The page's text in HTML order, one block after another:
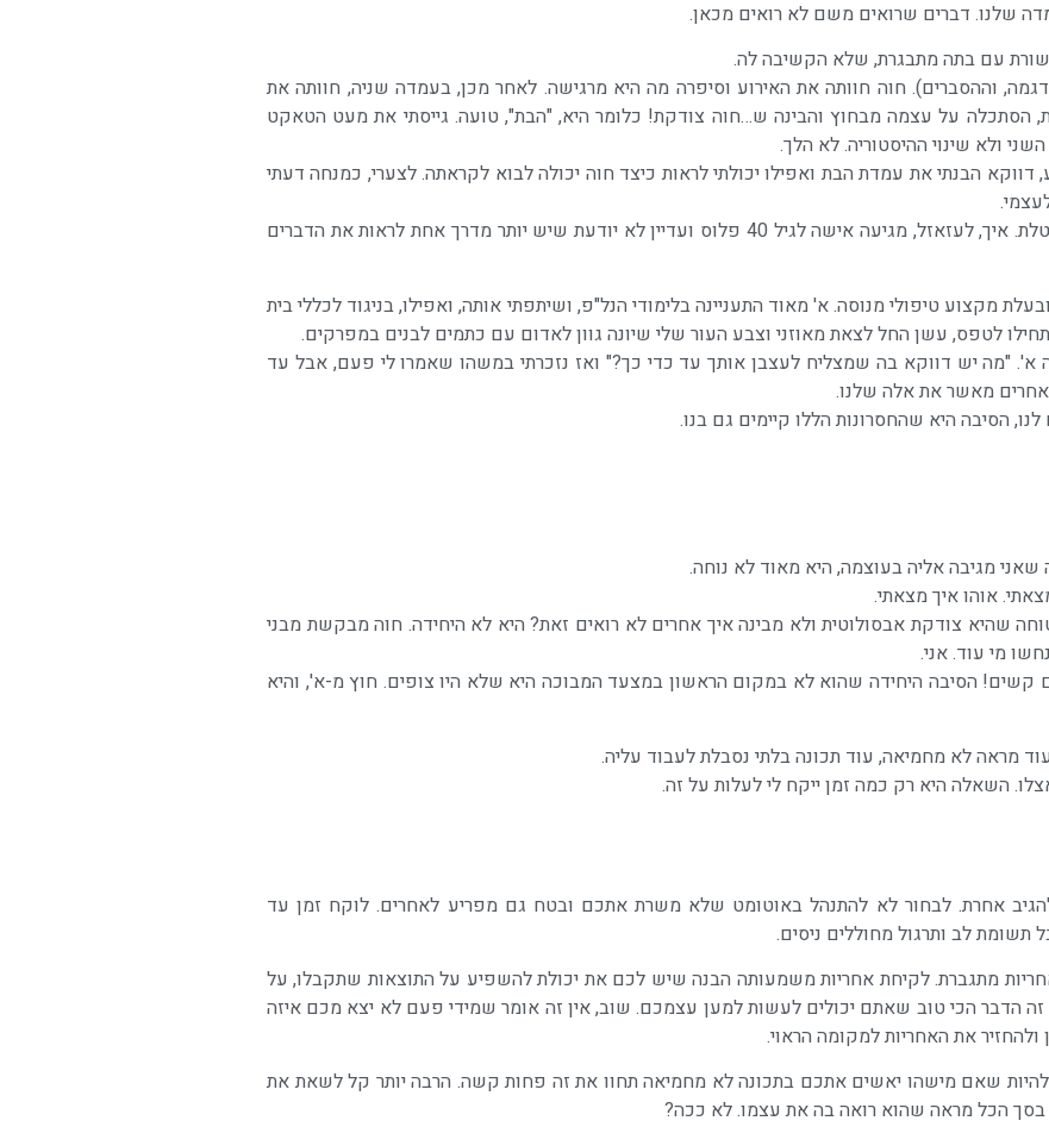
שלנו. דברים שרואים משם לא רואים מכאן.
עם בתה מתבגרת, שלא הקשיבה לה.
וההסברים). חוה חוותה את האירוע וסיפרה מה היא מרגישה. לאחר מכן, בעמדה שניה, חוותה את
הסתכלה על עצמה מבחוץ והבינה ש…חוה צודקת! כלומר היא, "הבת", טועה. גייסתי את מעט הטאקט
ולא שינוי ההיסטוריה. לא הלך.
הבנתי את עמדת הבת ואפילו יכולתי לראות כיצד חוה יכולה לבוא לקראתה. לצערי, כמנחה דעתי
התסכול שלי היה כה גדול שהשב"כ היה יכול לשכור את שירותי כמטלטלת. איך, לעזאזל, מגיעה אישה לגיל 40 פלוס ועדיין לא יודעת שיש יותר מדרך אחת לראות את הדברים
אחר כך נפגשתי עם א', חברתי הקרובה כבר יותר מ 30 שנה ובעלת מקצוע טיפולי מנוסה. א' מאוד התעניינה בלימודי הנל"פ, ושיתפתי אותה, ואפילו, בניגוד לכללי בית
לטפס, עשן החל לצאת מאוזני וצבע העור שלי שיונה גוון לאדום עם כתמים לבנים במפרקים.
א'. "מה יש דווקא בה שמצליח לעצבן אותך עד כדי כך?" ואז נזכרתי במשהו שאמרו לי פעם, אבל עד
אחרים מאשר את אלה שלנו.
הסיבה היא שהחסרונות הללו קיימים גם בנו.
מגיבה אליה בעוצמה, היא מאוד לא נוחה.
אוהו איך מצאתי.
שהיא צודקת אבסולוטית ולא מבינה איך אחרים לא רואים זאת? היא לא היחידה. חוה מבקשת מבני
מי עוד. אני.
קשים! הסיבה היחידה שהוא לא במקום הראשון במצעד המבוכה היא שלא היו צופים. חוץ מ-א', והיא
מראה לא מחמיאה, עוד תכונה בלתי נסבלת לעבוד עליה.
השאלה היא רק כמה זמן ייקח לי לעלות על זה.
אחרת. לבחור לא להתנהל באוטומט שלא משרת אתכם ובטח גם מפריע לאחרים. לוקח זמן עד
לב ותרגול מחוללים ניסים.
מתגברת. לקיחת אחריות משמעותה הבנה שיש לכם את יכולת להשפיע על התוצאות שתקבלו, על
הכי טוב שאתם יכולים לעשות למען עצמכם. שוב, אין זה אומר שמידי פעם לא יצא מכם איזה
את האחריות למקומה הראוי.
שאם מישהו יאשים אתכם בתכונה לא מחמיאה תחוו את זה פחות קשה. הרבה יותר קל לשאת את
הכל מראה שהוא רואה בה את עצמו. לא ככה?